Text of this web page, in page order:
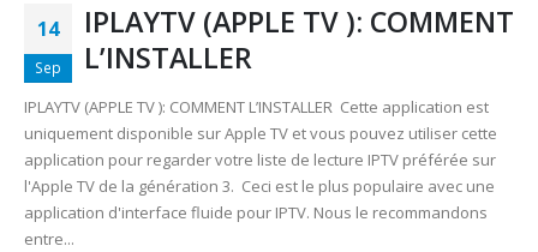
14
Sep
IPLAYTV (APPLE TV ): COMMENT
L’INSTALLER
IPLAYTV (APPLE TV ): COMMENT L’INSTALLER Cette application est
uniquement disponible sur Apple TV et vous pouvez utiliser cette
application pour regarder votre liste de lecture IPTV préférée sur
l'Apple TV de la génération 3. Ceci est le plus populaire avec une
application d'interface fluide pour IPTV. Nous le recommandons
entre...